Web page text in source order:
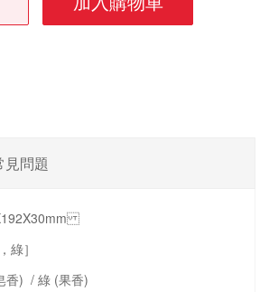
見問題
綠］
香) / 綠 (果香)